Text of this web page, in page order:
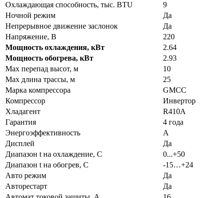
Охлаждающая способность, тыс. BTU
9
Ночной режим
Да
Непрерывное движение заслонок
Да
Напряжение, В
220
Мощность охлаждения, кВт
2.64
Мощность обогрева, кВт
2.93
Max перепад высот, м
10
Max длина трассы, м
25
Марка компрессора
GMCC
Компрессор
Инвертор
Хладагент
R410A
Гарантия
4 года
Энергоэффективность
A
Дисплей
Да
Диапазон t на охлаждение, С
0...+50
Диапазон t на обогрев, С
-15…+24
Авто режим
Да
Авторестарт
Да